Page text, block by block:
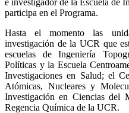
participa en el Programa.
Hasta el momento las
investigación de la UCR que
escuelas de Ingeniería
Políticas y la Escuela
Investigaciones en Salud; el
Atómicas, Nucleares y
Investigación en Ciencias
Regencia Química de la UCR.